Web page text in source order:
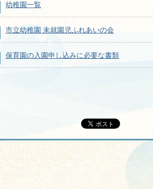
幼稚園一覧
市立幼稚園 未就園児ふれあいの会
保育園の入園申し込みに必要な書類